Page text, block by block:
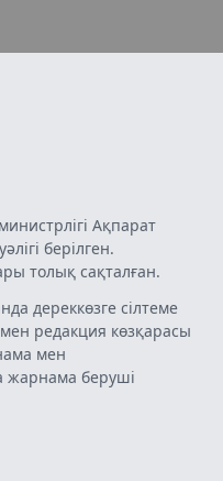
Ақпарат
берілген.
толық сақталған.
дереккөзге сілтеме
мен редакция көзқарасы
мен
жарнама беруші